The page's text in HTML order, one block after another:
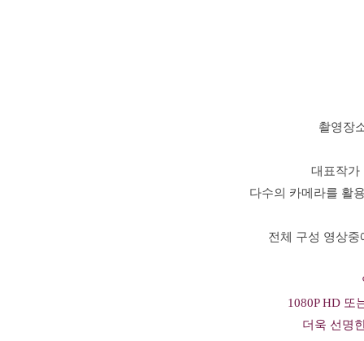
촬영장
대표작가
다수의 카메라를 활
전체 구성 영상
1080P HD 또
더욱 선명